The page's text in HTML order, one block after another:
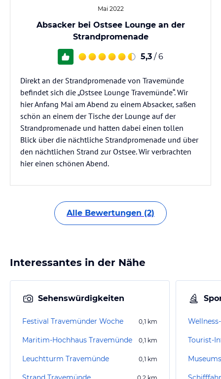
Mai 2022
Absacker bei Ostsee Lounge an der
Strandpromenade
5,3 / 6
Direkt an der Strandpromenade von Travemünde
befindet sich die „Ostsee Lounge Travemünde“. Wir
hier Anfang Mai am Abend zu einem Absacker, saßen
schön an einem der Tische der Lounge auf der
Strandpromenade und hatten dabei einen tollen
Blick über die nächtliche Strandpromenade und über
den nächtlichen Strand zur Ostsee. Wir verbrachten
hier einen schönen Abend.
Alle Bewertungen (2)
Interessantes in der Nähe
Sehenswürdigkeiten
Festival Travemünder Woche 0,1 km
Maritim-Hochhaus Travemünde 0,1 km
Leuchtturm Travemünde 0,1 km
Tourist-